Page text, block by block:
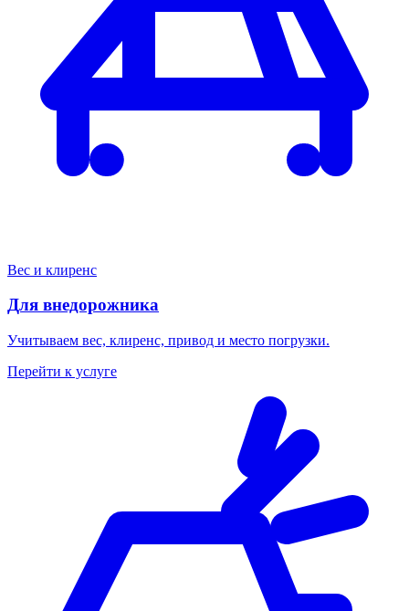
Вес и клиренс
Для внедорожника
Учитываем вес, клиренс, привод и место погрузки.
Перейти к услуге